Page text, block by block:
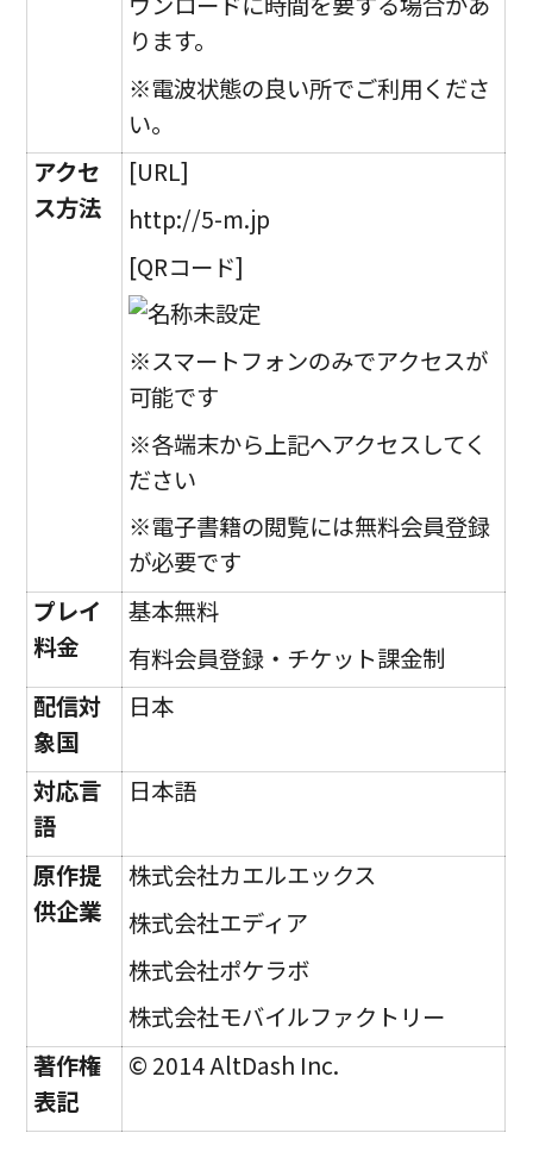
ります。
※電波状態の良い所でご利用くださ
い。
アクセ
ス方法
[URL]
http://5-m.jp
[QRコード]
※スマートフォンのみでアクセスが
可能です
※各端末から上記へアクセスしてく
ださい
※電子書籍の閲覧には無料会員登録
が必要です
プレイ
料金
基本無料
有料会員登録・チケット課金制
配信対
象国
日本
対応言
語
日本語
原作提
供企業
株式会社カエルエックス
株式会社エディア
株式会社ポケラボ
株式会社モバイルファクトリー
著作権
表記
© 2014 AltDash Inc.